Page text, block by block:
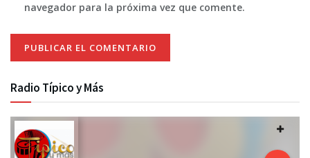
navegador para la próxima vez que comente.
Radio Típico y Más